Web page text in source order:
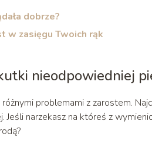
dobrze?
w zasięgu Twoich rąk
nieodpowiedniej
problemami z zarostem.
Jeśli narzekasz na któreś z